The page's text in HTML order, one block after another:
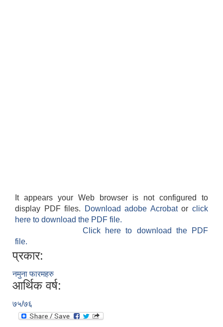
It appears your Web browser is not configured to
display PDF files.
Download adobe Acrobatorclick
here to download the PDF file.
Click here to download the PDF
file.
प्रकार:
नमुना फारमहरु
आर्थिक वर्ष:
७५/७६